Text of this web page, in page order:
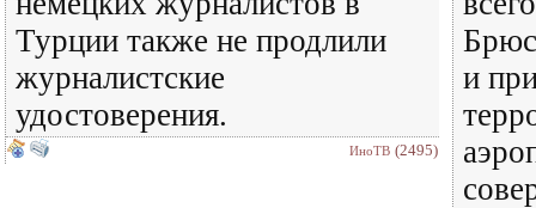
Турции также не продлили
журналистские
удостоверения.
ИноТВ (2495)
и